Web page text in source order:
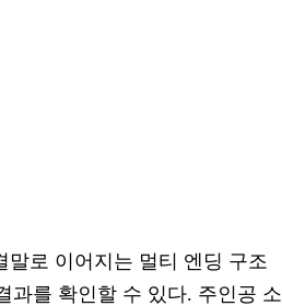
로 이어지는 멀티 엔딩 구조
과를 확인할 수 있다. 주인공 소